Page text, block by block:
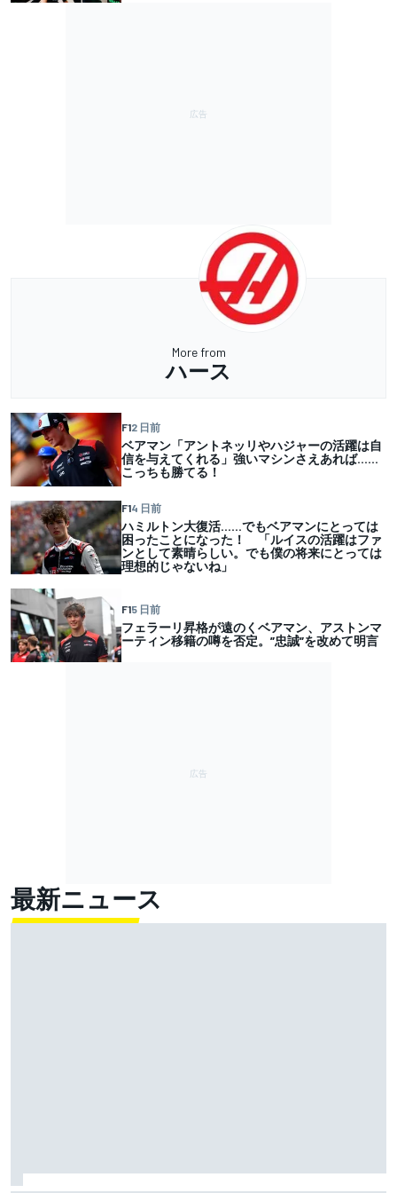
More from
ハース
F12 日前
ベアマン「アントネッリやハジャーの活躍は自
信を与えてくれる」強いマシンさえあれば……
こっちも勝てる！
F14 日前
ハミルトン大復活……でもベアマンにとっては
困ったことになった！ 「ルイスの活躍はファ
ンとして素晴らしい。でも僕の将来にとっては
理想的じゃないね」
F15 日前
フェラーリ昇格が遠のくベアマン、アストンマ
ーティン移籍の噂を否定。”忠誠”を改めて明言
最新ニュース